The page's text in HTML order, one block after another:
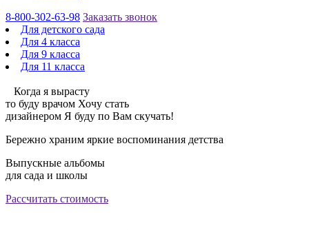
8-800-302-63-98 Заказать звонок
Для детского сада
Для 4 класса
Для 9 класса
Для 11 класса
Когда я вырасту
то буду врачом Хочу стать
дизайнером Я буду по Вам скучать!
Бережно храним яркие воспоминания детства
Выпускные альбомы
для сада и школы
Рассчитать стоимость